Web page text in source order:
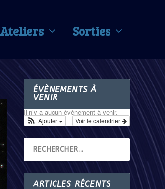
Ateliers Sorties
ÉVÈNEMENTS À
VENIR
Il n’y a aucun évènement à venir.
Voir le calendrier
Ajouter
ARTICLES RÉCENTS